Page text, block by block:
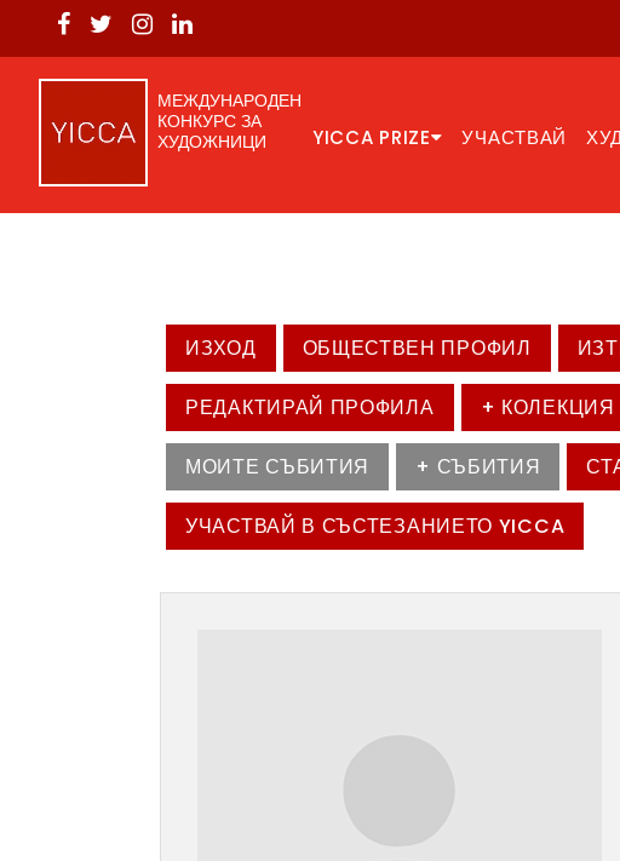
МЕЖДУНАРОДЕН
КОНКУРС ЗА
ХУДОЖНИЦИ
YICCA PRIZE УЧАСТВАЙ
ИЗХОД ОБЩЕСТВЕН ПРОФИЛ
РЕДАКТИРАЙ ПРОФИЛА + КОЛЕКЦИЯ
МОИТЕ СЪБИТИЯ + СЪБИТИЯ
УЧАСТВАЙ В СЪСТЕЗАНИЕТО YICCA